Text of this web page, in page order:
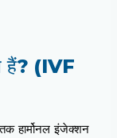
हैं? (IVF
हार्मोनल इंजेक्शन